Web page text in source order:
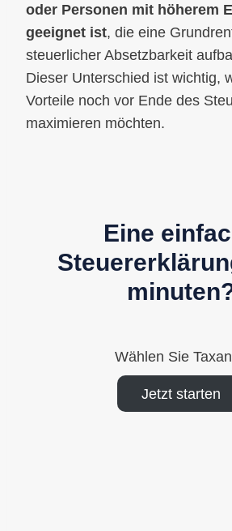
oder Personen mit höherem
geeignet ist, die eine
steuerlicher Absetzbarkeit
Dieser Unterschied ist wichtig,
Vorteile noch vor Ende des
maximieren möchten.
Eine
Wählen Sie
Jetzt starten